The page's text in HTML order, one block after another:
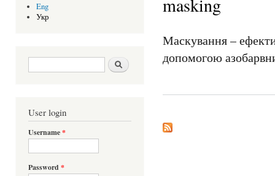
Eng
Укр
Search form Шукати
User login
Username*
Password *
masking
Маскування –
допомогою